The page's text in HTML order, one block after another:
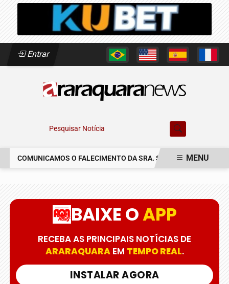
Entrar
Pesquisar Notícia
COMUNICAMOS O FALECIMENTO DA SRA. SUSETE SILVIAMENU
BAIXE OAPP
RECEBA AS PRINCIPAIS NOTÍCIAS DE
ARARAQUARAEM TEMPO REAL.
INSTALAR AGORA